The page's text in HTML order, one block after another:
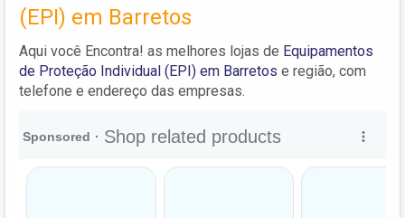
(EPI) em Barretos
Aqui você Encontra! as melhores lojas de Equipamentos
de Proteção Individual (EPI) em Barretos e região, com
telefone e endereço das empresas.